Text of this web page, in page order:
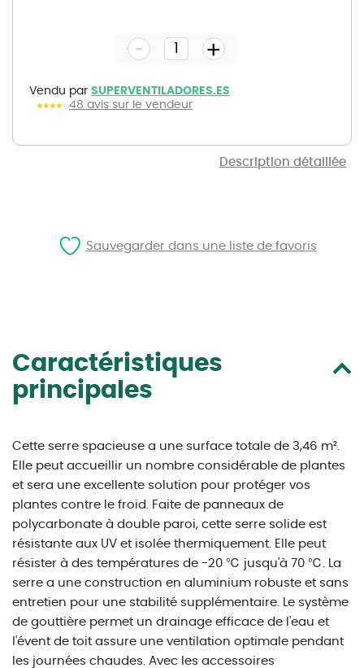
Description détaillée
gallery
Vendu par SUPERVENTILADORES.ES
48 avis sur le vendeur
- +
Caractéristiques
principales
Cette serre spacieuse a une surface totale de 3,46 m².
Elle peut accueillir un nombre considérable de plantes
et sera une excellente solution pour protéger vos
plantes contre le froid. Faite de panneaux de
polycarbonate à double paroi, cette serre solide est
résistante aux UV et isolée thermiquement. Elle peut
résister à des températures de -20 ℃ jusqu'à 70 ℃. La
serre a une construction en aluminium robuste et sans
entretien pour une stabilité supplémentaire. Le système
de gouttière permet un drainage efficace de l'eau et
l'évent de toit assure une ventilation optimale pendant
les journées chaudes. Avec les accessoires
Sauvegarder dans une liste de favoris